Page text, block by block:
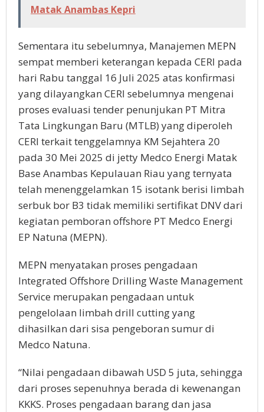
Matak Anambas Kepri
Sementara itu sebelumnya, Manajemen MEPN
sempat memberi keterangan kepada CERI pada
hari Rabu tanggal 16 Juli 2025 atas konfirmasi
yang dilayangkan CERI sebelumnya mengenai
proses evaluasi tender penunjukan PT Mitra
Tata Lingkungan Baru (MTLB) yang diperoleh
CERI terkait tenggelamnya KM Sejahtera 20
pada 30 Mei 2025 di jetty Medco Energi Matak
Base Anambas Kepulauan Riau yang ternyata
telah menenggelamkan 15 isotank berisi limbah
serbuk bor B3 tidak memiliki sertifikat DNV dari
kegiatan pemboran offshore PT Medco Energi
EP Natuna (MEPN).
MEPN menyatakan proses pengadaan
Integrated Offshore Drilling Waste Management
Service merupakan pengadaan untuk
pengelolaan limbah drill cutting yang
dihasilkan dari sisa pengeboran sumur di
Medco Natuna.
“Nilai pengadaan dibawah USD 5 juta, sehingga
dari proses sepenuhnya berada di kewenangan
KKKS. Proses pengadaan barang dan jasa